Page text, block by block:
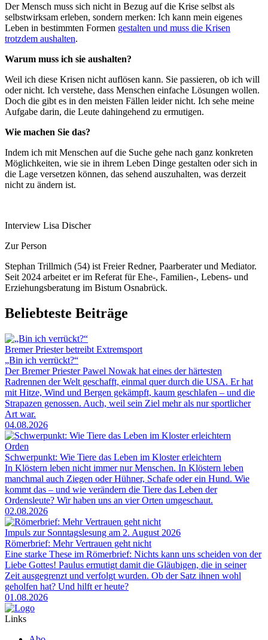
Der Mensch muss sich nicht in Bezug auf die Krise selbst als
selbstwirksam erleben, sondern merken: Ich kann mein eigenes
Leben in bestimmten Formen gestalten und muss die Krisen
trotzdem aushalten.
Warum muss ich sie aushalten?
Weil ich diese Krisen nicht auflösen kann. Sie passieren, ob ich will
oder nicht. Ich verstehe, dass Menschen einfache Lösungen wollen.
Doch die gibt es in den meisten Fällen leider nicht. Ich sehe meine
Aufgabe darin, die Leute dahingehend zu ermutigen.
Wie machen Sie das?
Indem ich mit Menschen auf die Suche gehe nach ganz konkreten
Möglichkeiten, wie sie in ihrem Leben Dinge gestalten oder sich in
die Lage versetzen können, das sehend auszuhalten, was derzeit
nicht zu ändern ist.
Interview Lisa Discher
Zur Person
Stephan Trillmich (54) ist Freier Redner, Paarberater und Mediator.
Seit 2024 arbeitet er im Referat für Ehe-, Familien-, Lebens- und
Erziehungsberatung im Bistum Osnabrück.
Beliebteste Beiträge
Bremer Priester betreibt Extremsport
„Bin ich verrückt?“
Der Bremer Priester Pawel Nowak hat eines der härtesten
Radrennen der Welt geschafft, einmal quer durch die USA. Er hat
mit Hitze, Wind und Bergen gekämpft, kaum geschlafen – und die
Strapazen genossen. Auch, weil sein Ziel mehr als nur sportlicher
Art war.
04.08.2026
Orden
Schwerpunkt: Wie Tiere das Leben im Kloster erleichtern
In Klöstern leben nicht immer nur Menschen. In Klöstern leben
manchmal auch Ziegen oder Hühner, Schafe oder ein Hund. Wie
kommt das – und wie verändern die Tiere das Leben der
Ordensleute? Wir haben uns an vier Orten umgeschaut.
02.08.2026
Impuls zur Sonntagslesung am 2. August 2026
Römerbrief: Mehr Vertrauen geht nicht
Eine starke These im Römerbrief: Nichts kann uns scheiden von der
Liebe Gottes! Paulus ermutigt damit die Gläubigen, die in seiner
Zeit ausgegrenzt und verfolgt wurden. Ob der Satz ihnen wohl
geholfen hat? Und hilft er heute?
01.08.2026
Links